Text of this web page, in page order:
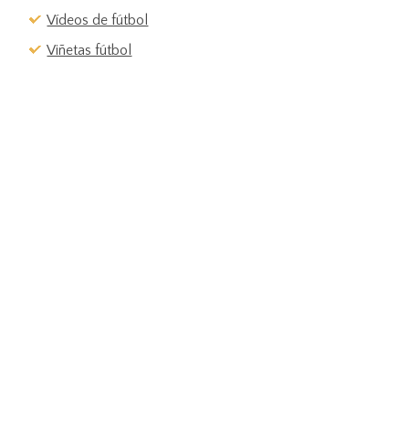
Vídeos de fútbol
Viñetas fútbol